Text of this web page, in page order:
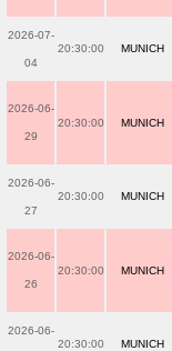
2026-07-
04
20:30:00 MUNICH
2026-06-
29
20:30:00 MUNICH
2026-06-
27
20:30:00 MUNICH
2026-06-
26
20:30:00 MUNICH
2026-06-
20:30:00 MUNICH